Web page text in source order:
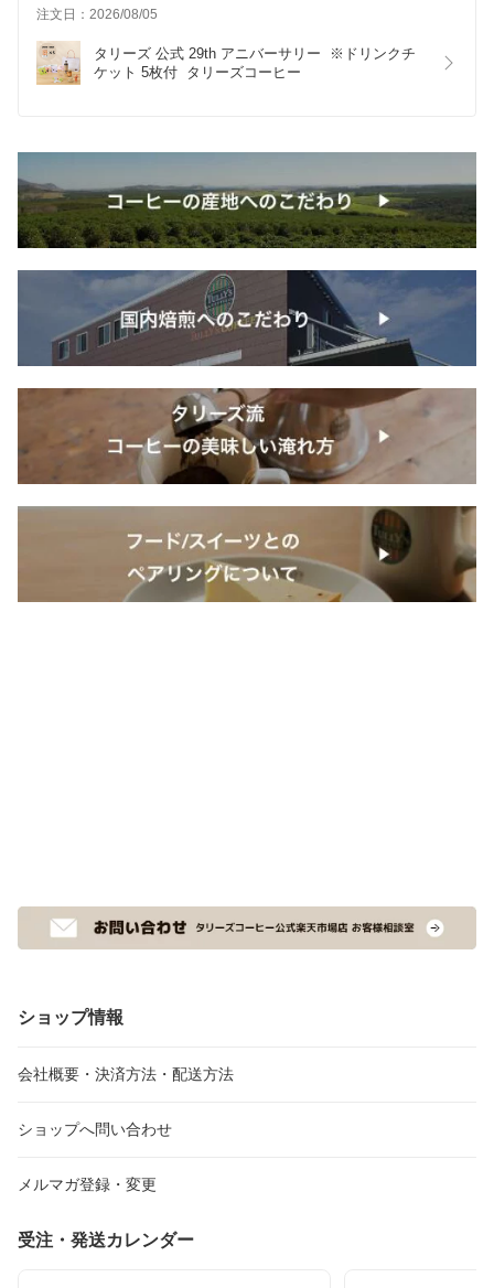
注文日：2026/08/05
タリーズ 公式 29th アニバーサリー  ※ドリンクチ
ケット 5枚付  タリーズコーヒー
ショップ情報
会社概要・決済方法・配送方法
ショップへ問い合わせ
メルマガ登録・変更
受注・発送カレンダー